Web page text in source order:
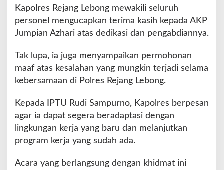
Kapolres Rejang Lebong mewakili seluruh
personel mengucapkan terima kasih kepada AKP
Jumpian Azhari atas dedikasi dan pengabdiannya.
Tak lupa, ia juga menyampaikan permohonan
maaf atas kesalahan yang mungkin terjadi selama
kebersamaan di Polres Rejang Lebong.
Kepada IPTU Rudi Sampurno, Kapolres berpesan
agar ia dapat segera beradaptasi dengan
lingkungan kerja yang baru dan melanjutkan
program kerja yang sudah ada.
Acara yang berlangsung dengan khidmat ini